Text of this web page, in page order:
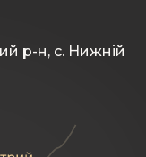
р-н, с. Нижній